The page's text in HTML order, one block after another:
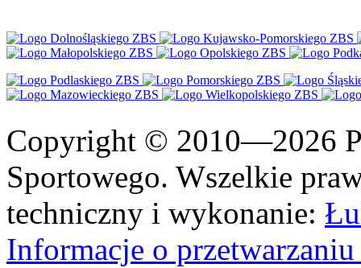
Copyright © 2010—2026
Sportowego. Wszelkie
techniczny i wykonanie:
Informacje o